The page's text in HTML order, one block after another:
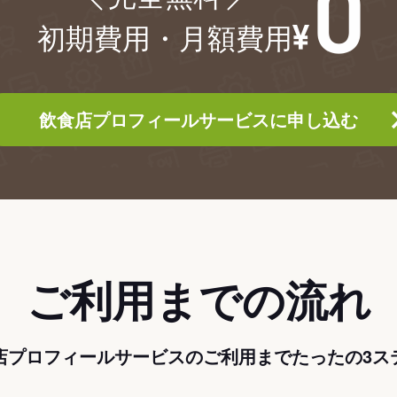
初期費用・月額費用
飲食店プロフィールサービスに申し込む
ご利用までの流れ
プロフィールサービスのご利用までたったの3ス